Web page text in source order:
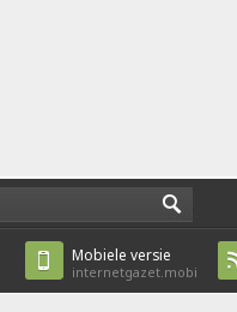
Mobiele versie
internetgazet.mobi